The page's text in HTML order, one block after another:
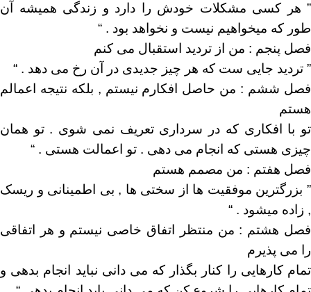
” هر کسی مشکلات خودش را دارد و زندگی همیشه آن
طور که میخواهیم نیست و نخواهد بود . “
فصل پنجم : من از تردید استقبال می کنم
” تردید جایی ست که هر چیز جدیدی در آن رخ می دهد . “
فصل ششم : من حاصل افکارم نیستم , بلکه نتیجه اعمالم
هستم
تو با افکاری که در سرداری تعریف نمی شوی . تو همان
چیزی هستی که انجام می دهی . تو اعمالت هستی . “
فصل هفتم : من مصمم هستم
” بزرگترین موفقیت ها از سختی ها , بی اطمینانی و ریسک
, زاده میشود . “
فصل هشتم : من منتظر اتفاق خاصی نیستم و هر اتفاقی
را می پذیرم
تمام کارهایی را کنار بگذار که می دانی نباید انجام بدهی و